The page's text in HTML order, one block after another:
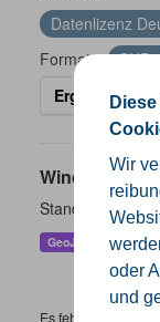
Wir
oder
und
Datenlizenz
Formate:
SHP
Ergebnisse
Standorte der
GeoJSON KML
Es fehlen